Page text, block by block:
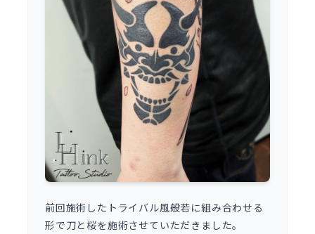
前回施術したトライバル風般若に組み合わせる
形で刀と桜を施術させていただきました。